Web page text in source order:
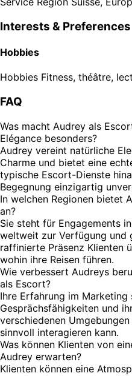
Interests & Preferences
Hobbies
Hobbies Fitness, théâtre,
FAQ
Was macht Audrey als
Elégance besonders?
Audrey vereint natürliche
Charme und bietet eine
typische Escort-Dienste
Begegnung einzigartig
In welchen Regionen bietet
an?
Sie steht für Engagements
weltweit zur Verfügung und
raffinierte Präsenz Klienten
wohin ihre Reisen führen.
Wie verbessert Audreys
als Escort?
Ihre Erfahrung im
Gesprächsfähigkeiten und
verschiedenen
sinnvoll interagieren kann.
Was können Klienten von
Audrey erwarten?
Klienten können eine